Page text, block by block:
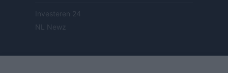
Investeren 24
NL Newz